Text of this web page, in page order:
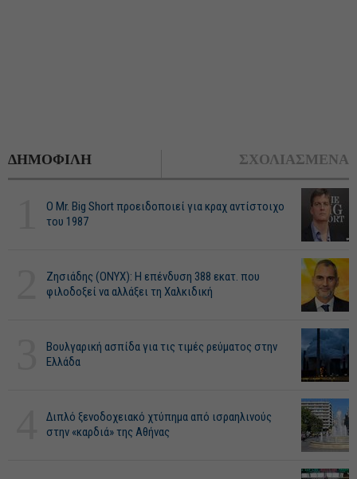
ΔΗΜΟΦΙΛΗ ΣΧΟΛΙΑΣΜΕΝΑ
O Mr. Big Short προειδοποιεί για κραχ αντίστοιχο
του 1987
Ζησιάδης (ONYX): Η επένδυση 388 εκατ. που
φιλοδοξεί να αλλάξει τη Χαλκιδική
Βουλγαρική ασπίδα για τις τιμές ρεύματος στην
Ελλάδα
Διπλό ξενοδοχειακό χτύπημα από ισραηλινούς
στην «καρδιά» της Αθήνας